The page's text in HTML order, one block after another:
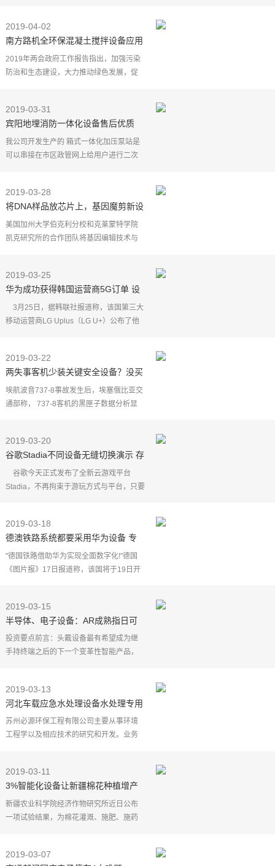
的应用方法，而这
2019-04-02
南方路机全环保混凝土搅拌设备应用
于广东粤皖混凝土公司
2019年两会政府工作报告指出，加强污染
防治和生态建设，大力推动绿色发展，促
产，预拌混凝土行业
2019-03-31
宾阳地埋消防一体化设备售后优质
我公司开发生产的 箱式一体化加压泵站是
可以串接在市区政管网上给用户进行二次
上，设备正常运行时不
2019-03-28
将DNA样品放芯片上，基因魔剪新设
备可几分钟检出基因突变
美国加州大学伯克利分校和克莱蒙特学院
凯克研究所的合作团队将基因编辑技术与
备。研究人员称，这
2019-03-25
华为成功获得韩国运营商5G订单 设
备占比95％
3月25日，据韩联社报道称，该国第三大
移动运营商LG Uplus（LG U+）公布了他
韩国运营商LG Uplus（LG U+）表
示，他们正在
2019-03-22
两失事客机少装关键安全设备？没买
波音额外收费项目
埃航波音737-8事故发生后，埃塞俄比亚交
通部称， 737-8客机的黑匣子数据分析显
据《纽约时报》当地时间21
2019-03-20
谷歌Stadia不同设备无缝切换演示 存
档共享无延迟
谷歌今天正式发布了全新云游戏平台
Stadia，不再拘束于游玩方式与平台，只要
官方进行了演示。
2019-03-18
德澳铁路系统都要采用华为设备 专
家：产品好才是关键
"德国铁路借助华为实现全面数字化!"德国
《图片报》17日报道称，该国将于19日开
的消息。无独有偶
2019-03-15
半导体、电子设备：AR成熟指日可
待 荐5股
投资要点前言：头戴设备最有希望成为继
手持终端之后的下一个变革性智能产品，
成熟以后，通过高
2019-03-13
河北车载应急水处理设备水处理专用
设备生产-黑臭河治理
苏州必源环保工程有限公司主要从事环境
工程学以及相应技术的研究和开发。业务
调试配套服务、运
2019-03-11
3%智能化设备让新疆棉花种植增产
提效
新疆农业科学院经济作物研究所近日公布
一项试验结果，为棉花灌溉、施肥、施药
程逻辑控制器）主动
2019-03-07